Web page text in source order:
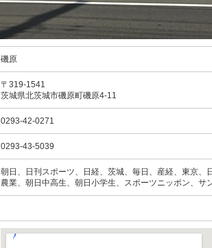
磯原
〒319-1541
茨城県北茨城市磯原町磯原4-11
0293-42-0271
0293-43-5039
朝日、日刊スポーツ、日経、茨城、毎日、産経、東京、
農業、朝日中高生、朝日小学生、スポーツニッポン、サ